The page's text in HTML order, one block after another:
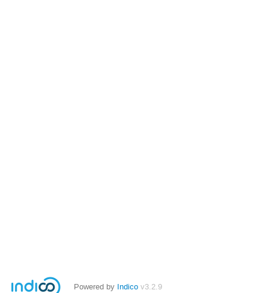
Powered by Indico v3.2.9